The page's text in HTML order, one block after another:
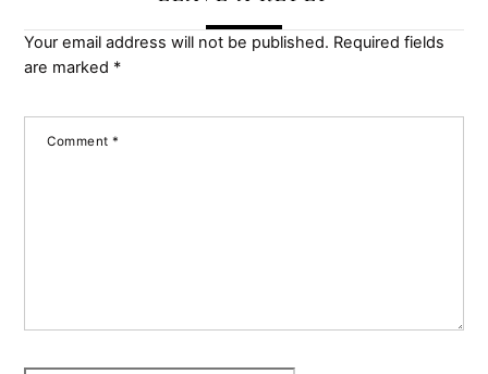
Your email address will not be published. Required fields
are marked *
Comment*